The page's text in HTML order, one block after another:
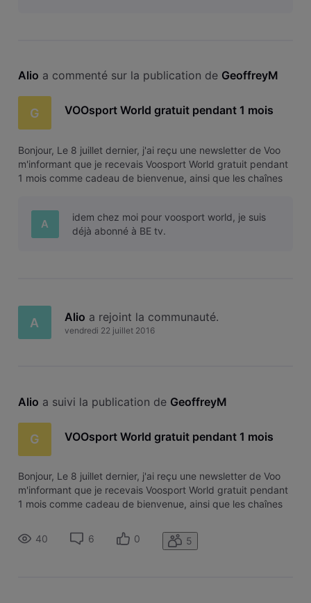
Alio a commenté sur la publication de GeoffreyM
G VOOsport World gratuit pendant 1 mois
Bonjour, Le 8 juillet dernier, j'ai reçu une newsletter de Voo
m'informant que je recevais Voosport World gratuit pendant
1 mois comme cadeau de bienvenue, ainsi que les chaînes
A
idem chez moi pour voosport world, je suis
déjà abonné à BE tv.
A Alio a rejoint la communauté.
vendredi 22 juillet 2016
Alio a suivi la publication de GeoffreyM
G VOOsport World gratuit pendant 1 mois
Bonjour, Le 8 juillet dernier, j'ai reçu une newsletter de Voo
m'informant que je recevais Voosport World gratuit pendant
1 mois comme cadeau de bienvenue, ainsi que les chaînes
correspondantes. Si cela fonctionne très bien pour les chaîn
40 6 0 5